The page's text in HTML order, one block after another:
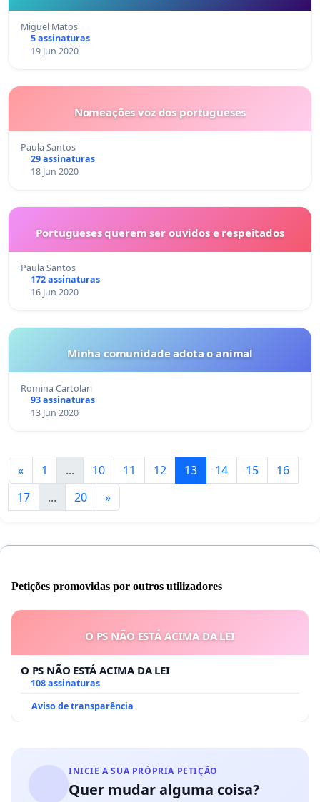
Miguel Matos
5 assinaturas
19 Jun 2020
Nomeações voz dos portugueses
Paula Santos
29 assinaturas
18 Jun 2020
Portugueses querem ser ouvidos e respeitados
Paula Santos
172 assinaturas
16 Jun 2020
Minha comunidade adota o animal
Romina Cartolari
93 assinaturas
13 Jun 2020
« 1 ... 10 11 12 13 14 15
16
17
... 20 »
Petições promovidas por outros utilizadores
O PS NÃO ESTÁ ACIMA DA LEI
O PS NÃO ESTÁ ACIMA DA LEI
108 assinaturas
Aviso de transparência
INICIE A SUA PRÓPRIA PETIÇÃO
Quer mudar alguma coisa?